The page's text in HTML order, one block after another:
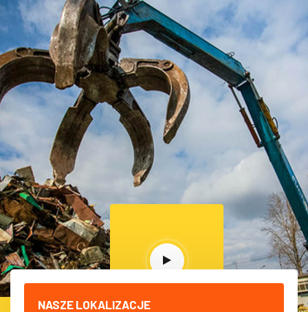
NASZE LOKALIZACJE